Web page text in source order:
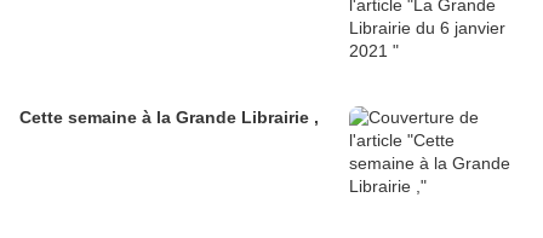
Cette semaine à la Grande Librairie ,